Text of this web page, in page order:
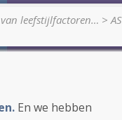
leefstijlfactoren… >
En we hebben